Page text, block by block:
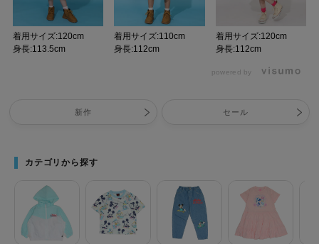
着用サイズ:120cm
身長:113.5cm
着用サイズ:110cm
身長:112cm
着用サイズ:120cm
身長:112cm
powered by
新作 セール
カテゴリから探す